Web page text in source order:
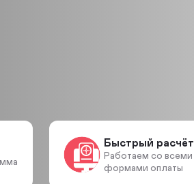
Быстрый расчёт
Работаем со всеми
формами оплаты